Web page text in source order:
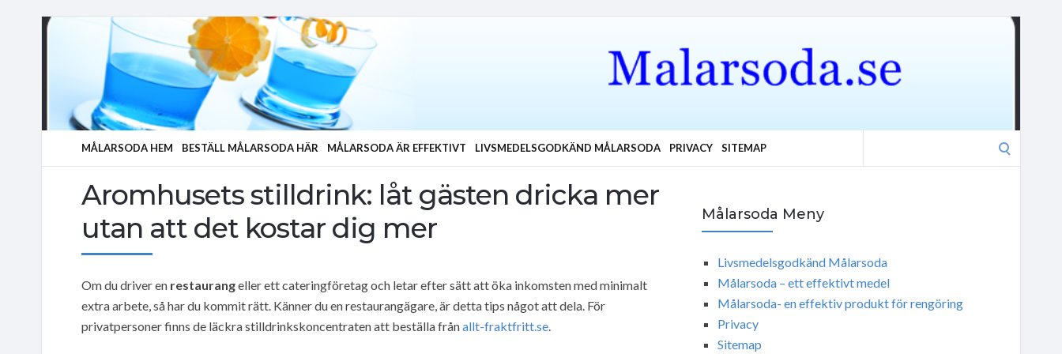
MÅLARSODA HEM BESTÄLL MÅLARSODA HÄR MÅLARSODA ÄR EFFEKTIVT LIVSMEDELSGODKÄND MÅLARSODA PRIVACY SITEMAP
Aromhusets stilldrink: låt gästen dricka mer
utan att det kostar dig mer
Om du driver en restaurangeller ett cateringföretag och letar efter sätt att öka inkomsten med minimalt
extra arbete, så har du kommit rätt. Känner du en restaurangägare, är detta tips något att dela. För
privatpersoner finns de läckra stilldrinkskoncentraten att beställa frånallt-fraktfritt.se.
Målarsoda Meny
Livsmedelsgodkänd Målarsoda
Målarsoda – ett effektivt medel
Målarsoda- en effektiv produkt för rengöring
Privacy
Sitemap